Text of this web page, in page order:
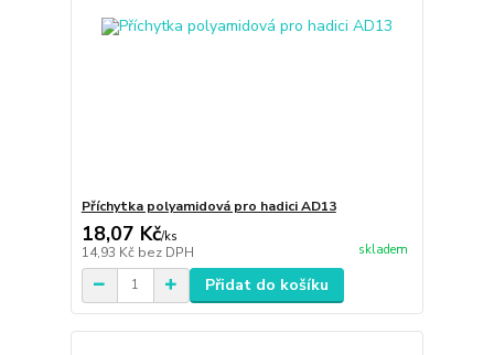
Příchytka polyamidová pro hadici AD13
18,07 Kč/ks
14,93 Kč bez DPH skladem
Přidat do košíku